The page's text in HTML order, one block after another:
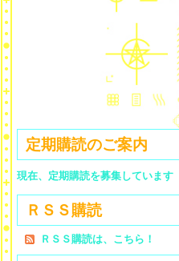
定期購読のご案内
現在、定期購読を募集しています
ＲＳＳ購読
ＲＳＳ購読は、こちら！